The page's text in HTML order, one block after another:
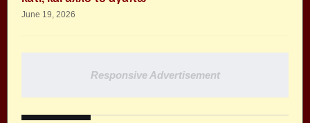
June 19, 2026
Responsive Advertisement